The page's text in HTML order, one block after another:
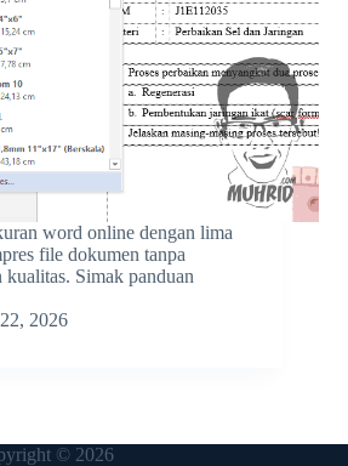
word online dengan lima
file dokumen tanpa
Simak panduan
2026
© 2026